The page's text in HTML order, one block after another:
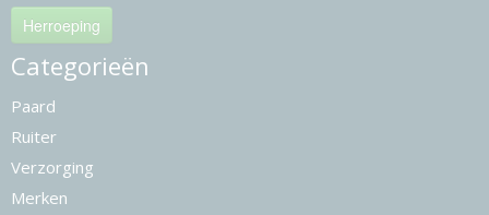
Herroeping
Categorieën
Paard
Ruiter
Verzorging
Merken